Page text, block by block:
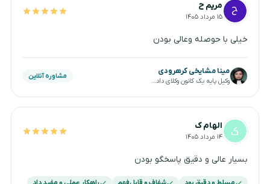
مریم ح
۱۵ مرداد ۱۴۰۵
خیلی با حوصله وعالی بودن
مینا مشایخی کرهرودی
وکیل پایه یک کانون وکلای دادگستری
مشاوره آنلاین
الهام ک
۱۴ مرداد ۱۴۰۵
بسیار عالی و دقیق پاسخگو بودن